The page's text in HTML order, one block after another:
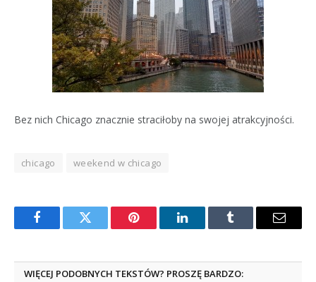
Bez nich Chicago znacznie straciłoby na swojej atrakcyjności.
chicago weekend w chicago
FacebookTwitter Pinterest LinkedInTumblr Email
WIĘCEJ PODOBNYCH TEKSTÓW? PROSZĘ BARDZO: